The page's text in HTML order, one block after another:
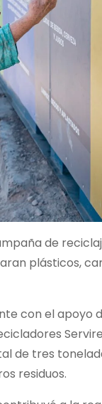
de
plásticos,
con el apoyo
de tres
residuos.